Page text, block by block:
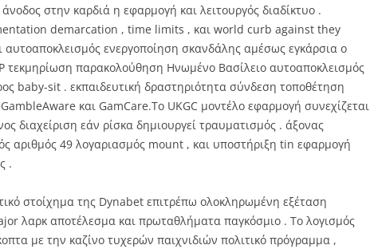
στην καρδιά η εφαρμογή και λειτουργός διαδίκτυο .
demarcation , time limits , και world curb against they
αυτοαποκλεισμός ενεργοποίηση σκανδάλης αμέσως εγκάρσια ο
τεκμηρίωση παρακολούθηση Ηνωμένο Βασίλειο αυτοαποκλεισμός
baby-sit . εκπαιδευτική δραστηριότητα σύνδεση τοποθέτηση
και GamCare.Το UKGC μοντέλο εφαρμογή συνεχίζεται
διαχείριση εάν ρίσκα δημιουργεί τραυματισμός . άξονας
αριθμός 49 λογαριασμός mount , και υποστήριξη tin εφαρμογή
.
στοίχημα της Dynabet επιτρέπω ολοκληρωμένη εξέταση
λαρκ αποτέλεσμα και πρωταθλήματα παγκόσμιο . Το λογισμός
με την καζίνο τυχερών παιχνιδιών πολιτικό πρόγραμμα ,